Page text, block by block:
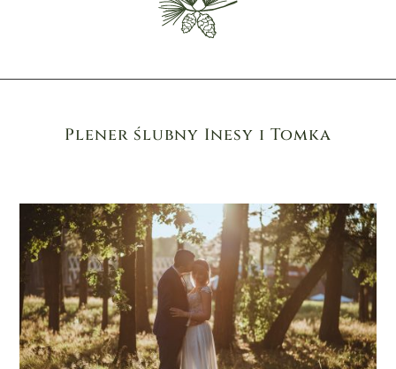
Plener ślubny Inesy i Tomka